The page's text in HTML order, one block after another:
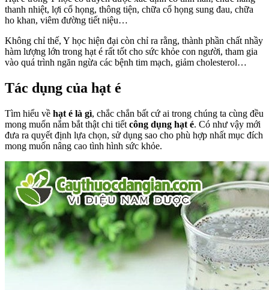
thanh nhiệt, lợi cổ họng, thông tiện, chữa cổ họng sung đau, chữa
ho khan, viêm đường tiết niệu…
Không chỉ thế, Y học hiện đại còn chỉ ra rằng, thành phần chất nhầy
hàm lượng lớn trong hạt é rất tốt cho sức khỏe con người, tham gia
vào quá trình ngăn ngừa các bệnh tim mạch, giảm cholesterol…
Tác dụng của hạt é
Tìm hiểu về hạt é là gì, chắc chắn bất cứ ai trong chúng ta cùng đều
mong muốn nắm bắt thật chi tiết công dụng hạt é. Có như vậy mới
đưa ra quyết định lựa chọn, sử dụng sao cho phù hợp nhất mục đích
mong muốn nâng cao tình hình sức khỏe.